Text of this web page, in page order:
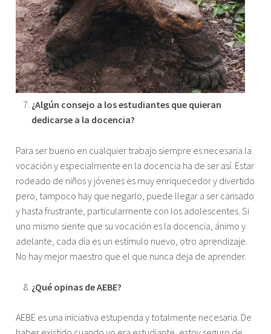
¿Algún consejo a los estudiantes que quieran
dedicarse a la docencia?
Para ser bueno en cualquier trabajo siempre es necesaria la
vocación y especialmente en la docencia ha de ser así. Estar
rodeado de niños y jóvenes es muy enriquecedor y divertido
pero, tampoco hay que negarlo, puede llegar a ser cansado
y hasta frustrante, particularmente con los adolescentes. Si
uno mismo siente que su vocación es la docencia, ánimo y
adelante, cada día es un estímulo nuevo, otro aprendizaje.
No hay mejor maestro que el que nunca deja de aprender.
¿Qué opinas de AEBE?
AEBE es una iniciativa estupenda y totalmente necesaria. De